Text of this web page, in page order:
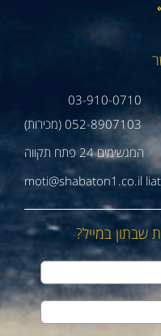
03-910-0710
052-8907103 (מכירות)
moti@shabaton1.co.il
שבתון במייל?